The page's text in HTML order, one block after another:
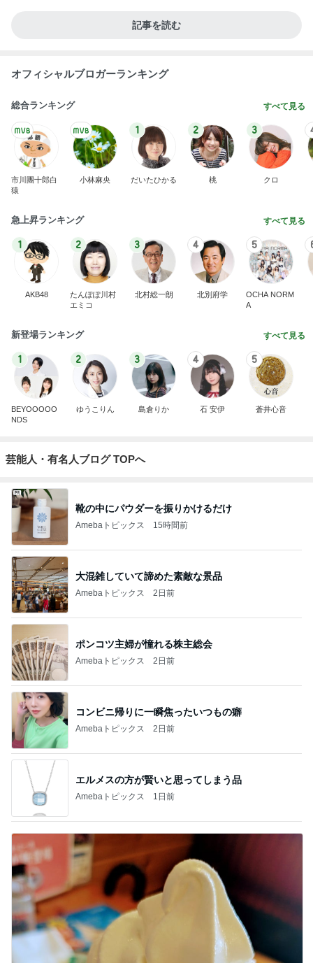
記事を読む
オフィシャルブロガーランキング
総合ランキング すべて見る
市川團十郎白
猿
小林麻央
1
だいたひかる
2
桃
3
クロ
急上昇ランキング すべて見る
1
AKB48
2
たんぽぽ川村
エミコ
3
北村総一朗
4
北別府学
5
OCHA NORM
A
新登場ランキング すべて見る
1
BEYOOOOO
NDS
2
ゆうこりん
3
島倉りか
4
石 安伊
5
蒼井心音
芸能人・有名人ブログ TOPへ
靴の中にパウダーを振りかけるだけ
Amebaトピックス 15時間前
大混雑していて諦めた素敵な景品
Amebaトピックス 2日前
ポンコツ主婦が憧れる株主総会
Amebaトピックス 2日前
コンビニ帰りに一瞬焦ったいつもの癖
Amebaトピックス 2日前
エルメスの方が賢いと思ってしまう品
Amebaトピックス 1日前